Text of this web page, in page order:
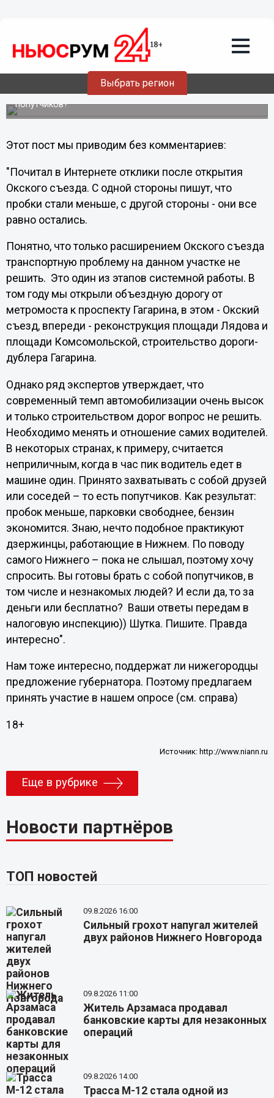
Выбрать регион
18.11.201110:05
Шанцев обратился к нижегородским
автомобилистам
И задал им вопрос в своем ЖЖ: "А вы готовы брать
попутчиков?"
Этот пост мы приводим без комментариев:
"Почитал в Интернете отклики после открытия
Окского съезда. С одной стороны пишут, что
пробки стали меньше, с другой стороны - они все
равно остались.
Понятно, что только расширением Окского съезда
транспортную проблему на данном участке не
решить. Это один из этапов системной работы. В
том году мы открыли объездную дорогу от
метромоста к проспекту Гагарина, в этом - Окский
съезд, впереди - реконструкция площади Лядова и
площади Комсомольской, строительство дороги-
дублера Гагарина.
Однако ряд экспертов утверждает, что
современный темп автомобилизации очень высок
и только строительством дорог вопрос не решить.
Необходимо менять и отношение самих водителей.
В некоторых странах, к примеру, считается
неприличным, когда в час пик водитель едет в
машине один. Принято захватывать с собой друзей
или соседей – то есть попутчиков. Как результат:
пробок меньше, парковки свободнее, бензин
экономится. Знаю, нечто подобное практикуют
дзержинцы, работающие в Нижнем. По поводу
самого Нижнего – пока не слышал, поэтому хочу
спросить. Вы готовы брать с собой попутчиков, в
том числе и незнакомых людей? И если да, то за
деньги или бесплатно? Ваши ответы передам в
налоговую инспекцию)) Шутка. Пишите. Правда
интересно".
Нам тоже интересно, поддержат ли нижегородцы
предложение губернатора. Поэтому предлагаем
принять участие в нашем опросе (см. справа)
18+
Источник:http://www.niann.ru
Еще в рубрике
Новости партнёров
ТОП новостей
09.8.2026 16:00
Сильный грохот напугал жителей
двух районов Нижнего Новгорода
09.8.2026 11:00
Житель Арзамаса продавал
банковские карты для незаконных
операций
09.8.2026 14:00
Трасса М-12 стала одной из